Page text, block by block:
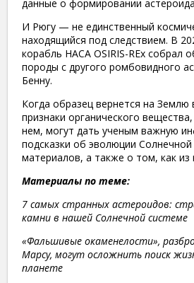
данные о формировании
И Рюгу — не единственный
находящийся под следствием. В
корабль НАСА OSIRIS-REx собрал
породы с другого ромбовидного
Бенну.
Когда образец вернется на Землю
признаки органического
нем, могут дать ученым важную
подсказки об эволюции
материалов, а также о том, как из
Материалы по теме:
7 самых странных астероидов:
камни в нашей Солнечной системе
«Фальшивые окаменелости»,
Марсу, могут осложнить поиск
планете